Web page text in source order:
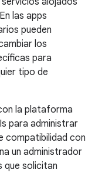
las apps
pueden
los
para
tipo de
la plataforma
para administrar
compatibilidad con
un administrador
que solicitan